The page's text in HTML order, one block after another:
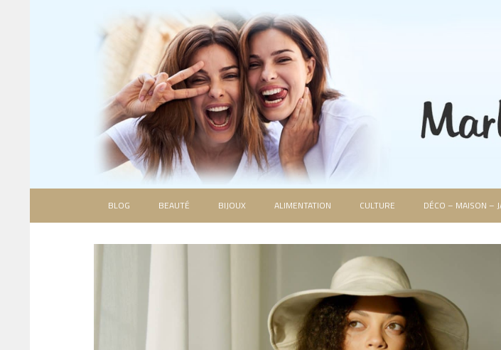
BLOG BEAUTÉ BIJOUX ALIMENTATION CULTURE DÉCO – MAISON –